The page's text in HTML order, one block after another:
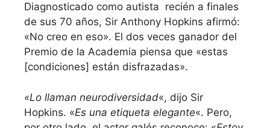
Diagnosticado como autista recién a finales
de sus 70 años, Sir Anthony Hopkins afirmó:
«No creo en eso». El dos veces ganador del
Premio de la Academia piensa que «estas
[condiciones] están disfrazadas».
«Lo llaman neurodiversidad«, dijo Sir
Hopkins. «Es una etiqueta elegante«. Pero,